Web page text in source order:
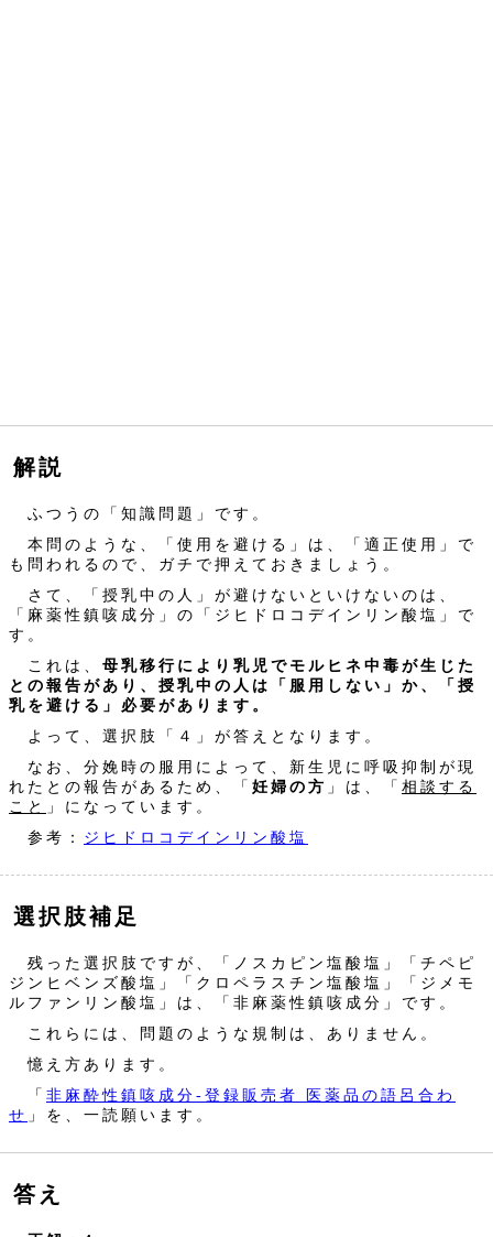
解説
ふつうの「知識問題」です。
本問のような、「使用を避ける」は、「適正使用」で
も問われるので、ガチで押えておきましょう。
さて、「授乳中の人」が避けないといけないのは、
「麻薬性鎮咳成分」の「ジヒドロコデインリン酸塩」で
す。
これは、 母乳移行により乳児でモルヒネ中毒が生じた
との報告があり、授乳中の人は「服用しない」か、「授
乳を避ける」必要があります。
よって、選択肢「４」が答えとなります。
なお、分娩時の服用によって、新生児に呼吸抑制が現
れたとの報告があるため、「 妊婦の方 」は、「 相談する
こと
」になっています。
参考： ジヒドロコデインリン酸塩
選択肢補足
残った選択肢ですが、「ノスカピン塩酸塩」「チペピ
ジンヒベンズ酸塩」「クロペラスチン塩酸塩」「ジメモ
ルファンリン酸塩」は、「非麻薬性鎮咳成分」です。
これらには、問題のような規制は、ありません。
憶え方あります。
「 非麻酔性鎮咳成分‐登録販売者 医薬品の語呂合わ
せ 」を、一読願います。
答え